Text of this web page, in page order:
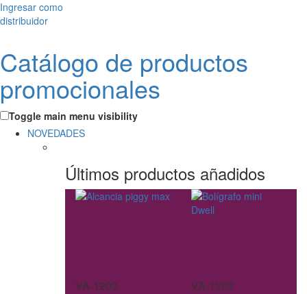
Ingresar como
distribuidor
Catálogo de productos
promocionales
Toggle main menu visibility
NOVEDADES
Últimos productos añadidos
VA-1203 VA-1203